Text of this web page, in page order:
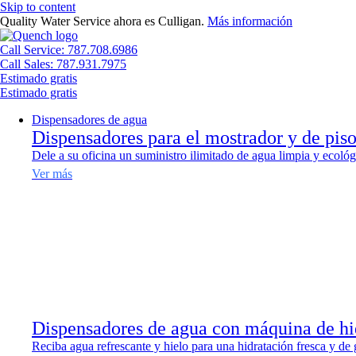
Skip to content
Quality Water Service ahora es Culligan. Más información
Call Service: 787.708.6986
Call Sales: 787.931.7975
Estimado gratis
Estimado gratis
Dispensadores de agua
Dispensadores para el mostrador y de piso
Dele a su oficina un suministro ilimitado de agua limpia y
Ver más
Dispensadores de agua con máquina de
Reciba agua refrescante y hielo para una hidratación fresca y de